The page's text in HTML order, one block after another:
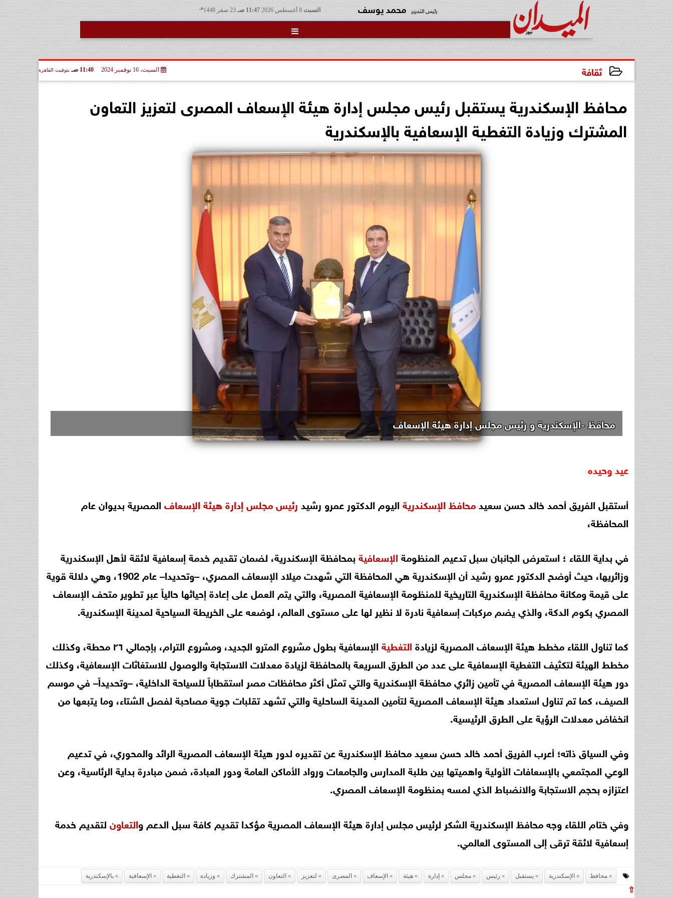
السبت 11:47 صـ هـ رئيس التحرير محمد يوسف

ثقافة السبت، 16 نوفمبر 2024 11:40 صـ بتوقيت القاهرة
محافظ الإسكندرية يستقبل رئيس مجلس إدارة هيئة الإسعاف المصرى لتعزيز التعاون
المشترك وزيادة التغطية الإسعافية بالإسكندرية
محافظ -الإسكندرية و رئيس مجلس إدارة هيئة الإسعاف
عيدوحيده
أستقبل الفريق أحمد خالد حسن سعيدمحافظ الإسكندرية اليوم الدكتور عمرو رشيد رئيسمجلس إدارة هيئة الإسعاف المصرية بديوان عام
المحافظة،
في بداية اللقاء ؛ استعرض الجانبان سبل تدعيم المنظومة الإسعافية بمحافظة الإسكندرية، لضمان تقديم خدمة إسعافية لائقة لأهل الإسكندرية
وزائريها، حيث أوضح الدكتور عمرو رشيد أن الإسكندرية هي المحافظة التي شهدت ميلاد الإسعاف المصري، –وتحديدا– عام 1902، وهي دلالة قوية
على قيمة ومكانة محافظة الإسكندرية التاريخية للمنظومة الإسعافية المصرية، والتي يتم العمل على إعادة إحيائها حالياً عبر تطوير متحف الإسعاف
المصري بكوم الدكة، والذي يضم مركبات إسعافية نادرة لا نظير لها على مستوى العالم، لوضعه على الخريطة السياحية لمدينة الإسكندرية.
كما تناول اللقاء مخطط هيئة الإسعاف المصرية لزيادة التغطية
الإسعافية بطول مشروع المترو الجديد، ومشروع الترام، بإجمالي ٢٦ محطة، وكذلك
مخطط الهيئة لتكثيف التغطية الإسعافية على عدد من الطرق السريعة بالمحافظة لزيادة معدلات الاستجابة والوصول للاستغاثات الإسعافية، وكذلك
دور هيئة الإسعاف المصرية في تأمين زائري محافظة الإسكندرية والتي تمثل أكثر محافظات مصر استقطاباً للسياحة الداخلية، –وتحديداً– في موسم
الصيف، كما تم تناول استعداد هيئة الإسعاف المصرية لتأمين المدينة الساحلية والتي تشهد تقلبات جوية مصاحبة لفصل الشتاء، وما يتبعها من
انخفاض معدلات الرؤية على الطرق الرئيسية.
وفي السياق ذاته؛ أعرب الفريق أحمد خالد حسن سعيد محافظ الإسكندرية عن تقديره لدور هيئة الإسعاف المصرية الرائد والمحوري، في تدعيم
الوعي المجتمعي بالإسعافات الأولية واهميتها بين طلبة المدارس والجامعات ورواد الأماكن العامة ودور العبادة، ضمن مبادرة بداية الرئاسية، وعن
اعتزازه بحجم الاستجابة والانضباط الذي لمسه بمنظومة الإسعاف المصري.
وفي ختام اللقاء وجه محافظ الإسكندرية الشكر لرئيس مجلس إدارة هيئة الإسعاف المصرية مؤكدا تقديم كافة سبل الدعم والتعاون لتقديم خدمة
إسعافية لائقة ترقى إلى المستوى العالمي.
محافظ الإسكندرية يستقبل رئيس مجلس إدارة هيئة الإسعاف المصرى لتعزيز التعاون المشترك وزيادة التغطية الإسعافية بالإسكندرية
⇧